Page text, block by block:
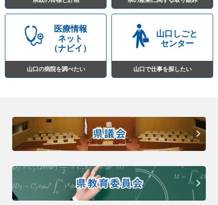
や
し
に
つ
サ
医療情報
ネット
（ナビイ）
山口の病院を調べたい
山口しごと
センター
山口で仕事を探したい
関
ン
ク